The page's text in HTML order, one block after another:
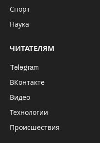
Спорт
Наука
ЧИТАТЕЛЯМ
Telegram
ВКонтакте
Видео
Технологии
Происшествия